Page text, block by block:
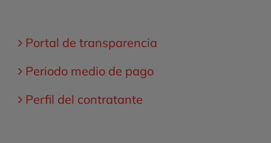
Portal de transparencia
Periodo medio de pago
Perfil del contratante